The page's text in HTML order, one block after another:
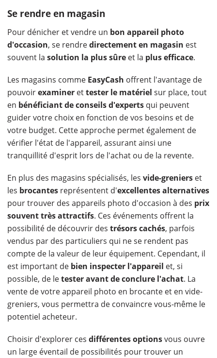
Se rendre en magasin
Pour dénicher et vendre un bon appareil photo
d'occasion, se rendredirectement en magasin est
souvent la solution la plus sûre et la plus efficace.
Les magasins comme EasyCash offrent l'avantage de
pouvoirexaminer ettester le matériel sur place, tout
en bénéficiant de conseils d'experts qui peuvent
guider votre choix en fonction de vos besoins et de
votre budget. Cette approche permet également de
vérifier l'état de l'appareil, assurant ainsi une
tranquillité d'esprit lors de l'achat ou de la revente.
En plus des magasins spécialisés, les vide-greniers et
les brocantes représentent d'excellentes alternatives
pour trouver des appareils photo d'occasion à des prix
souvent très attractifs. Ces événements offrent la
possibilité de découvrir des trésors cachés, parfois
vendus par des particuliers qui ne se rendent pas
compte de la valeur de leur équipement. Cependant, il
est important de bien inspecter l'appareil et, si
possible, de letester avant de conclure l'achat. La
vente de votre appareil photo en brocante et en vide-
greniers, vous permettra de convaincre vous-même le
potentiel acheteur.
Choisir d'explorer ces différentes optionsvous ouvre
un large éventail de possibilités pour trouver un